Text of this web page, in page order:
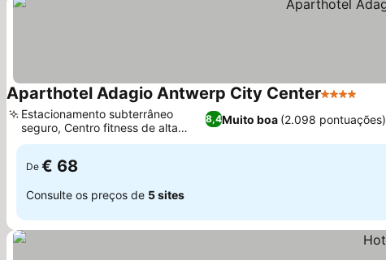
Aparthotel Adagio Antwerp City Center4 Estrelas
8,4Muito boa (2.098 pontuações)
Estacionamento subterrâneo
seguro, Centro fitness de alta
tecnologia
De € 68
Consulte os preços de 5 sites